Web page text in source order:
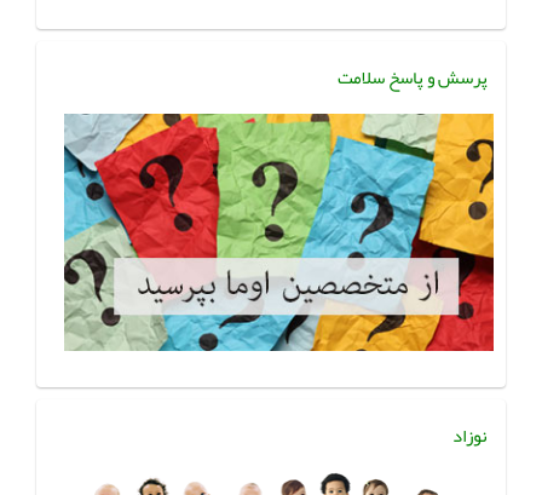
پرسش و پاسخ سلامت
نوزاد